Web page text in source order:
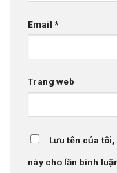
Email *
Trang web
Lưu tên của
này cho lần bình